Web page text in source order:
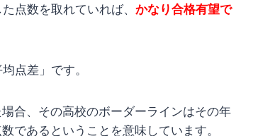
点数を取れていれば、 かなり合格有望で
点差」です。
合、その高校のボーダーラインはその年
であるということを意味しています。